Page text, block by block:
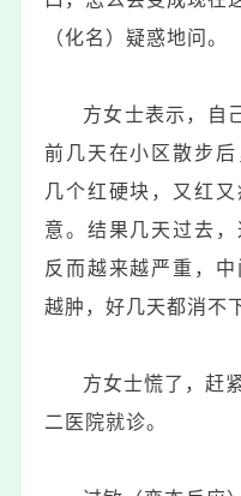
（化名）疑惑地问。
方女士表示，自
前几天在小区散步
几个红硬块，又红
意。结果几天过去，
反而越来越严重，
越肿，好几天都消不
方女士慌了，赶
二医院就诊。